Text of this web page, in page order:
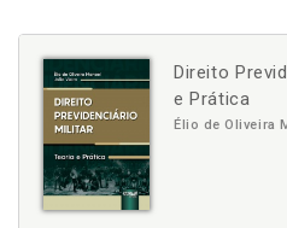
Direito
e Prática
Élio de Oliveira